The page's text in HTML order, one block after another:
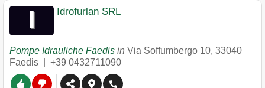
Idrofurlan SRL
Pompe Idrauliche Faedis in Via Soffumbergo 10, 33040
Faedis
+39 0432711090